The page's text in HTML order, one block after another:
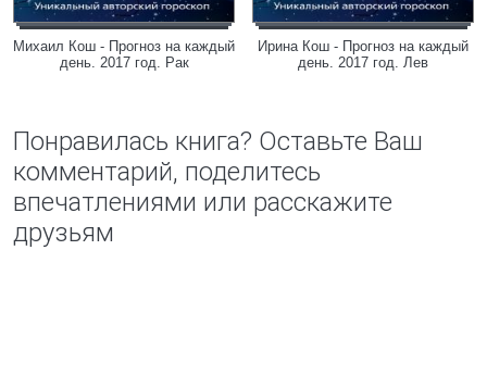
Михаил Кош - Прогноз на каждый
день. 2017 год. Рак
Ирина Кош - Прогноз на каждый
день. 2017 год. Лев
Понравилась книга? Оставьте Ваш
комментарий, поделитесь
впечатлениями или расскажите
друзьям